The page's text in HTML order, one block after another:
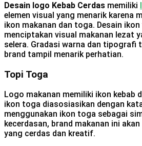
Desain logo Kebab Cerdas memiliki
elemen visual yang menarik karena
ikon makanan dan toga. Desain
menciptakan visual makanan lezat
selera. Gradasi warna dan tipografi
brand tampil menarik perhatian.
Topi Toga
Logo makanan memiliki ikon kebab
ikon toga diasosiasikan dengan
menggunakan ikon toga sebagai
kecerdasan, brand makanan ini
yang cerdas dan kreatif.